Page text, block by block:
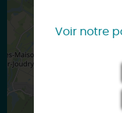
Voir notre